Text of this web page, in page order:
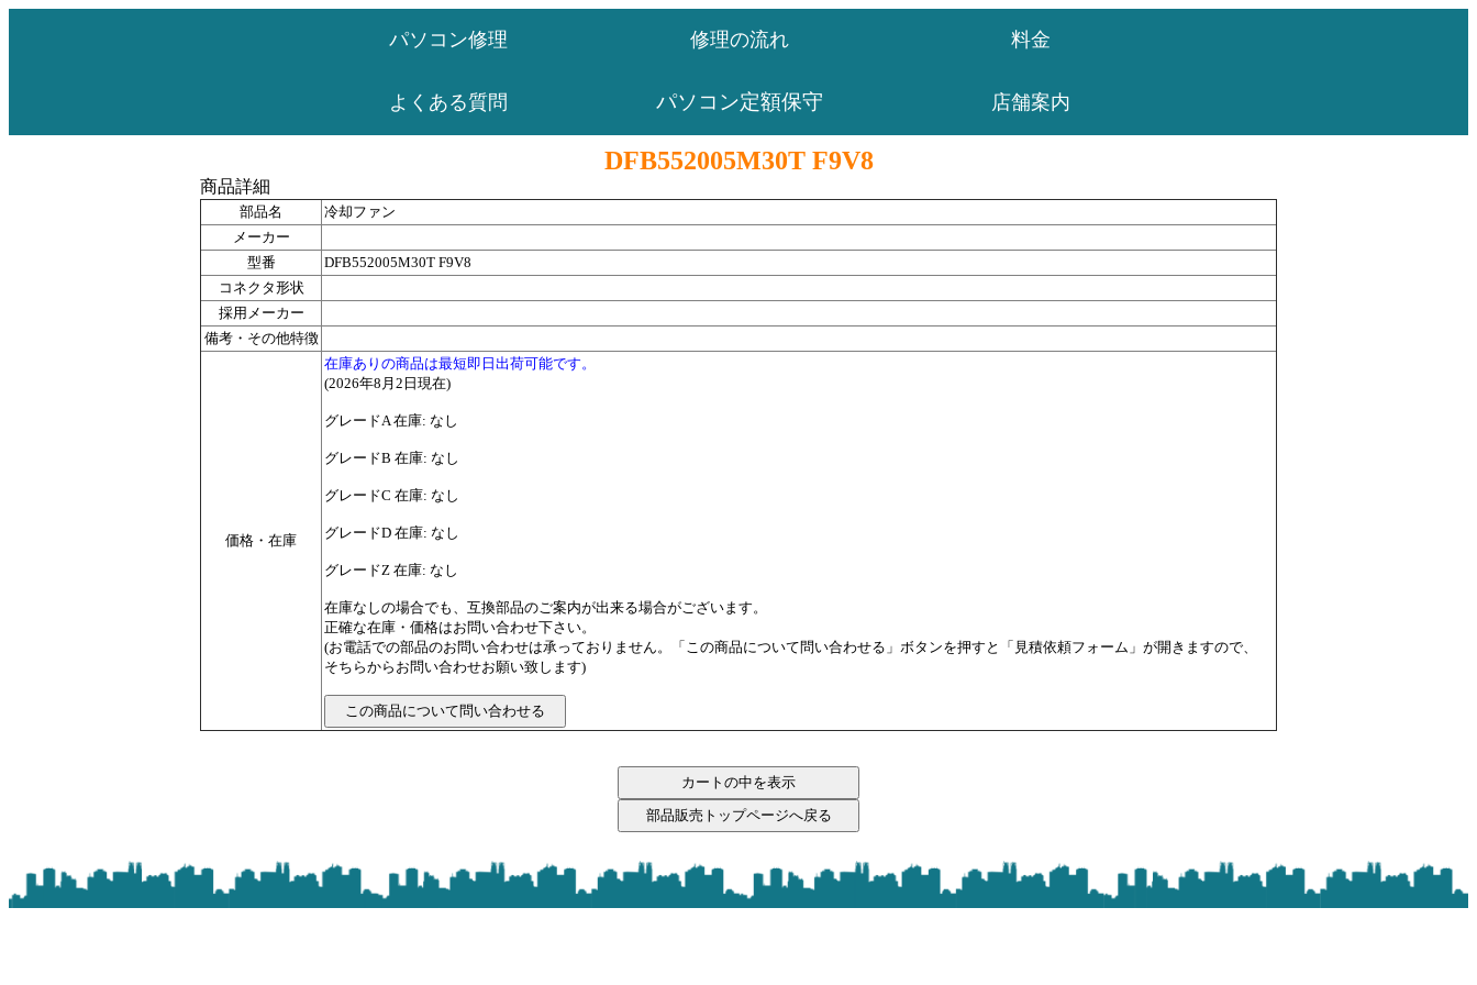
パソコン修理 修理の流れ 料金
よくある質問 パソコン定額保守 店舗案内
DFB552005M30T F9V8
商品詳細
部品名
冷却ファン
メーカー
型番
DFB552005M30T F9V8
コネクタ形状
採用メーカー
備考・その他特徴
価格・在庫
在庫ありの商品は最短即日出荷可能です。
(2026年8月2日現在)
グレードA 在庫: なし
グレードB 在庫: なし
グレードC 在庫: なし
グレードD 在庫: なし
グレードZ 在庫: なし
在庫なしの場合でも、互換部品のご案内が出来る場合がございます。
正確な在庫・価格はお問い合わせ下さい。
(お電話での部品のお問い合わせは承っておりません。「この商品について問い合わせる」ボタンを押すと「見積依頼フォーム」が開きますので、
そちらからお問い合わせお願い致します)